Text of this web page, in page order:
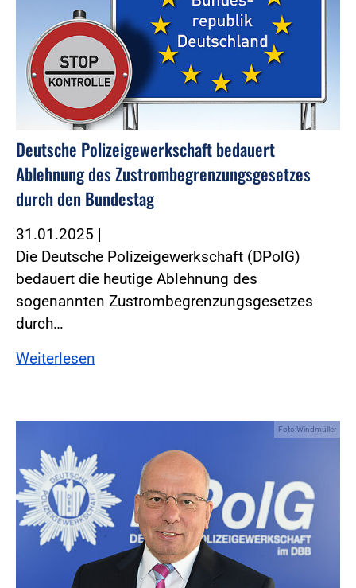
Deutsche Polizeigewerkschaft bedauert
Ablehnung des Zustrombegrenzungsgesetzes
durch den Bundestag
31.01.2025 |
Die Deutsche Polizeigewerkschaft (DPolG)
bedauert die heutige Ablehnung des
sogenannten Zustrombegrenzungsgesetzes
durch…
Weiterlesen
Foto:Windmüller